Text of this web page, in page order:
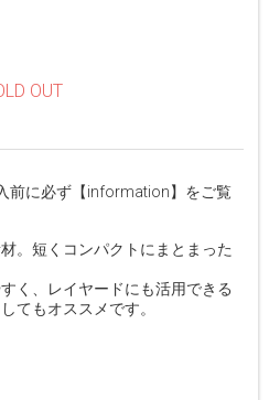
OUT
前に必ず【information】をご覧
。短くコンパクトにまとまった
く、レイヤードにも活用できる
てもオススメです。